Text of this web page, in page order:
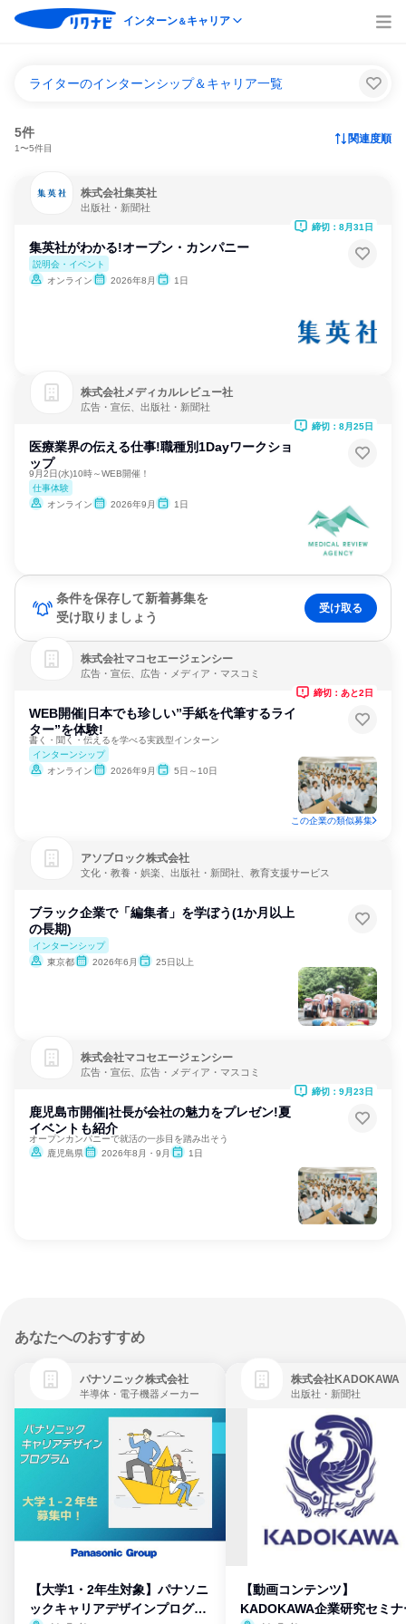
インターン＆キャリア
ライターのインターンシップ＆キャリア一覧
5件
1〜5件目
関連度順
株式会社集英社
出版社・新聞社
集英社がわかる!オープン・カンパニー
説明会・イベント
オンライン
2026年8月 1日
締切：8月31日
株式会社メディカルレビュー社
広告・宣伝、出版社・新聞社
医療業界の伝える仕事!職種別1Dayワークショ
ップ
9月2日(水)10時～WEB開催！
仕事体験
オンライン
2026年9月 1日
締切：8月25日
条件を保存して新着募集を
受け取りましょう
受け取る
株式会社マコセエージェンシー
広告・宣伝、広告・メディア・マスコミ
WEB開催|日本でも珍しい”手紙を代筆するライ
ター”を体験!
書く・聞く・伝えるを学べる実践型インターン
インターンシップ
オンライン
2026年9月 5日～10日
締切：あと2日
この企業の類似募集
アソブロック株式会社
文化・教養・娯楽、出版社・新聞社、教育支援サービス
ブラック企業で「編集者」を学ぼう(1か月以上
の長期)
インターンシップ
東京都
2026年6月 25日以上
株式会社マコセエージェンシー
広告・宣伝、広告・メディア・マスコミ
鹿児島市開催|社長が会社の魅力をプレゼン!夏
イベントも紹介
オープンカンパニーで就活の一歩目を踏み出そう
鹿児島県
2026年8月・9月 1日
締切：9月23日
あなたへのおすすめ
パナソニック株式会社
半導体・電子機器メーカー
【大学1・2年生対象】パナソニ
ックキャリアデザインプログラ
株式会社KADOKAWA
出版社・新聞社
【動画コンテンツ】
KADOKAWA企業研究セミナ